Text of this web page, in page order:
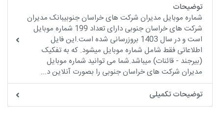
توضیحات
شماره موبایل مدیران شرکت های خراسان جنوبیبانک مدیران
شرکت های خراسان جنوبی دارای تعداد 199 شماره موبایل
است و در سال 1403 بروزرسانی شده است.این فایل
اطلاعاتی فقط شامل شماره موبایل میشود. که به تفکیک
(بیرجند - قائنات) میباشد.شما می توانید شماره موبایل
مدیران شرکت های خراسان جنوبی را بصورت آنلاین د...
توضیحات تکمیلی